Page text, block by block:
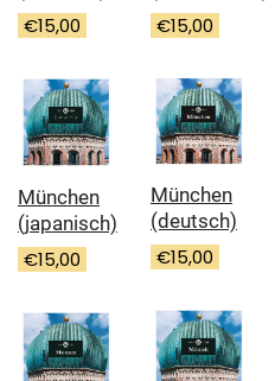
€15,00 €15,00
München
(japanisch)
€15,00
München
(deutsch)
€15,00